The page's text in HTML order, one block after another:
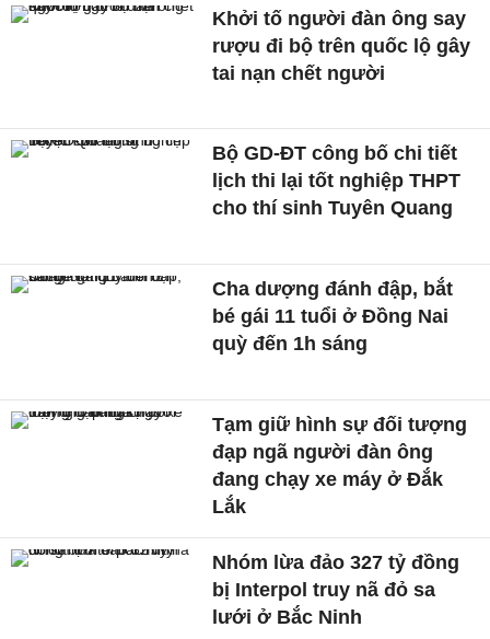
Khởi tố người đàn ông say
rượu đi bộ trên quốc lộ gây
tai nạn chết người
Bộ GD-ĐT công bố chi tiết
lịch thi lại tốt nghiệp THPT
cho thí sinh Tuyên Quang
Cha dượng đánh đập, bắt
bé gái 11 tuổi ở Đồng Nai
quỳ đến 1h sáng
Tạm giữ hình sự đối tượng
đạp ngã người đàn ông
đang chạy xe máy ở Đắk
Lắk
Nhóm lừa đảo 327 tỷ đồng
bị Interpol truy nã đỏ sa
lưới ở Bắc Ninh